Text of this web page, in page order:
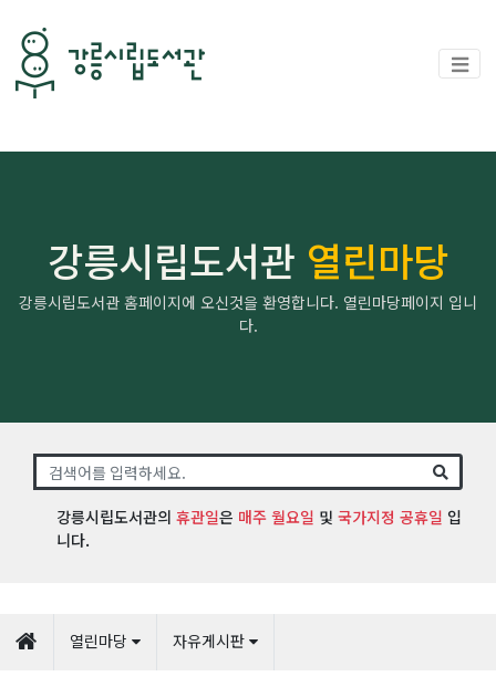
강릉시립도서관 열린마당
강릉시립도서관 홈페이지에 오신것을 환영합니다. 열린마당페이지 입니
다.
강릉시립도서관의 휴관일은 매주 월요일 및 국가지정 공휴일 입
니다.
열린마당 자유게시판